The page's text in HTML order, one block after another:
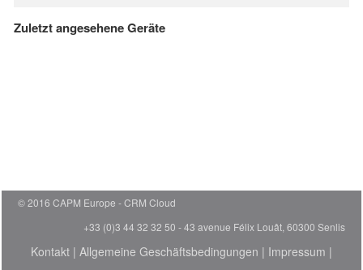
Zuletzt angesehene Geräte
© 2016 CAPM Europe
CRM Cloud
+33 (0)3 44 32 32 50 - 43 avenue Félix Louât, 60300 Senlis
Kontakt | Allgemeine Geschäftsbedingungen | Impressum |